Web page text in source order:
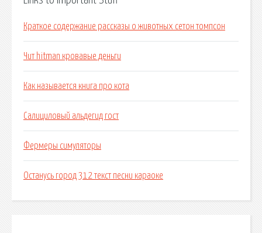
Краткое содержание рассказы о животных сетон томпсон
Чит hitman кровавые деньги
Как называется книга про кота
Салициловый альдегид гост
Фермеры симуляторы
Останусь город 312 текст песни караоке